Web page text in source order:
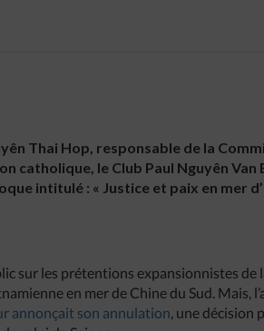
Thai Hop, responsable de la
catholique, le Club Paul Nguyên Van
intitulé : « Justice et paix en mer
sur les prétentions expansionnistes de
en mer de Chine du Sud. Mais,
annonçait son annulation, une décision